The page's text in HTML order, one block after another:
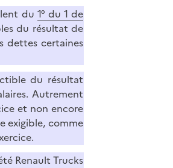
du 1° du 1 de
du résultat de
dettes certaines
du résultat
Autrement
et non encore
exigible, comme
Renault Trucks